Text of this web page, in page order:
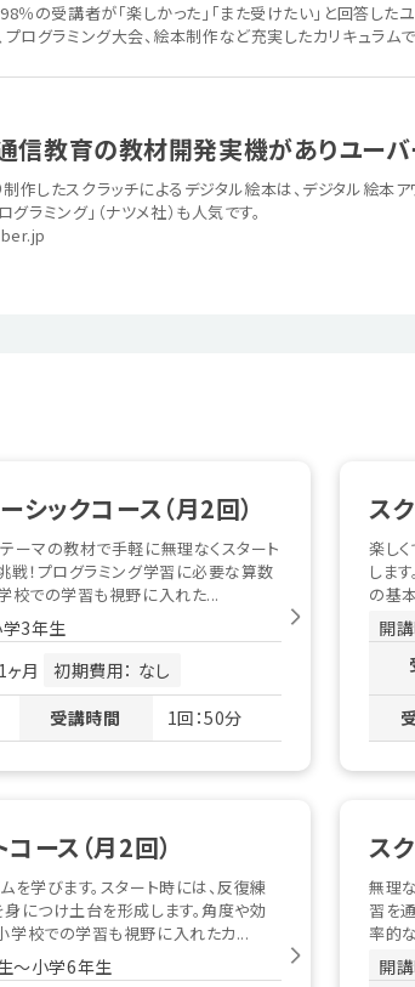
％の受講者が「楽しかった」「また受けたい」と回答し
プログラミング大会、絵本制作など充実したカリキュラムで
信教育の教材開発実機がありユーバ
作したスクラッチによるデジタル絵本は、デジタル絵本
ラミング」（ナツメ社）も人気です。
シックコース（月2回）
ーマの教材で手軽に無理なくスタート
戦！プログラミング学習に必要な算数
校での学習も視野に入れた...
3年生
ヶ月
初期費用： なし
受講時間 1回：50分
ス
楽し
しま
の基
開
ース（月2回）
を学びます。スタート時には、反復練
につけ土台を形成します。角度や効
学校での学習も視野に入れたカ...
〜小学6年生
ス
無理
習を
率的
開